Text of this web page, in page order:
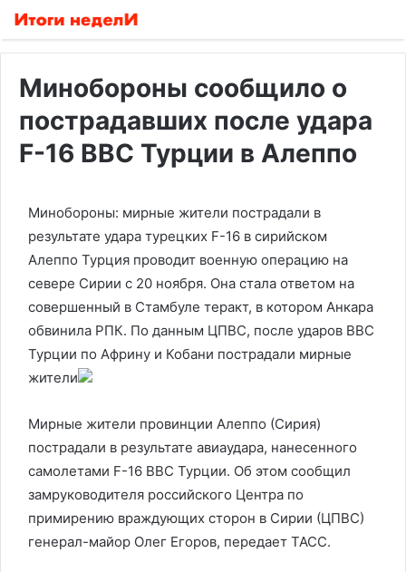
Минобороны сообщило о
пострадавших после удара
F-16 ВВС Турции в Алеппо
Минобороны: мирные жители пострадали в
результате удара турецких F-16 в сирийском
Алеппо Турция проводит военную операцию на
севере Сирии с 20 ноября. Она стала ответом на
совершенный в Стамбуле теракт, в котором Анкара
обвинила РПК. По данным ЦПВС, после ударов ВВС
Турции по Африну и Кобани пострадали мирные
жители
Мирные жители провинции Алеппо (Сирия)
пострадали в результате авиаудара, нанесенного
самолетами F-16 ВВС Турции. Об этом сообщил
замруководителя российского Центра по
примирению враждующих сторон в Сирии (ЦПВС)
генерал-майор Олег Егоров, передает ТАСС.